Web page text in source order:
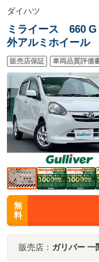
ダイハツ
ミライース 660
外アルミホイール
ウ パワーステア
販売店保証 車両品質評価
無
料
販売店： ガリバー 一